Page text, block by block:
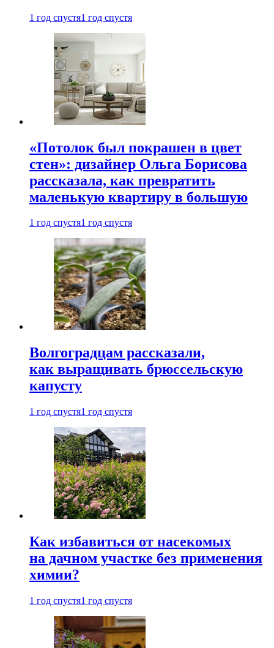
1 год спустя1 год спустя
«Потолок был покрашен в цвет
стен»: дизайнер Ольга Борисова
рассказала, как превратить
маленькую квартиру в большую
1 год спустя1 год спустя
Волгоградцам рассказали,
как выращивать брюссельскую
капусту
1 год спустя1 год спустя
Как избавиться от насекомых
на дачном участке без применения
химии?
1 год спустя1 год спустя